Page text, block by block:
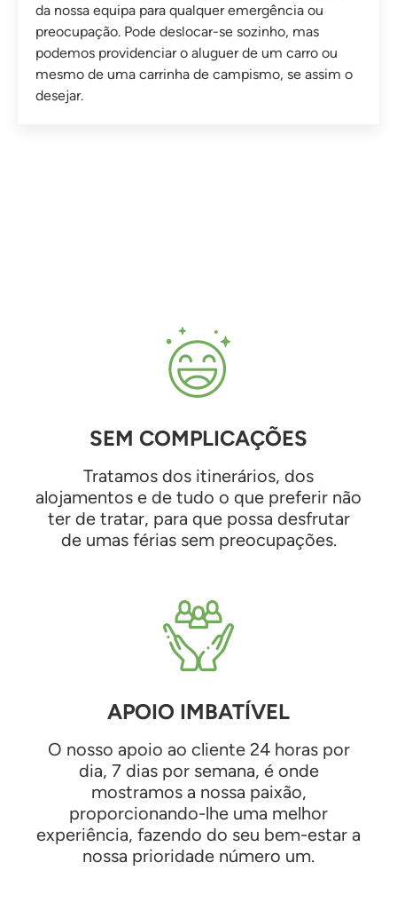
da nossa equipa para qualquer emergência ou
preocupação. Pode deslocar-se sozinho, mas
podemos providenciar o aluguer de um carro ou
mesmo de uma carrinha de campismo, se assim o
desejar.
SEM COMPLICAÇÕES
Tratamos dos itinerários, dos
alojamentos e de tudo o que preferir não
ter de tratar, para que possa desfrutar
de umas férias sem preocupações.
APOIO IMBATÍVEL
O nosso apoio ao cliente 24 horas por
dia, 7 dias por semana, é onde
mostramos a nossa paixão,
proporcionando-lhe uma melhor
experiência, fazendo do seu bem-estar a
nossa prioridade número um.